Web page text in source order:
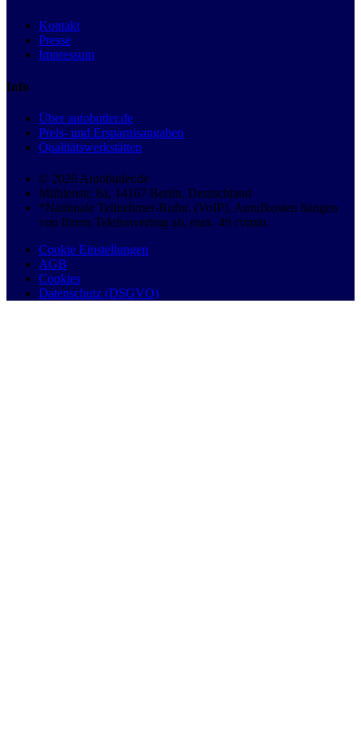
Kontakt
Presse
Impressum
Info
Über autobutler.de
Preis- und Ersparnisangaben
Qualitätswerkstätten
© 2026 Autobutler.de
Mühlenstr. 8a, 14167 Berlin, Deutschland
*Nationale Teilnehmer-Rufnr. (VoIP), Anrufkosten hängen
von Ihrem Telefonvertrag ab, max. 49 ct/min.
Cookie Einstellungen
AGB
Cookies
Datenschutz (DSGVO)